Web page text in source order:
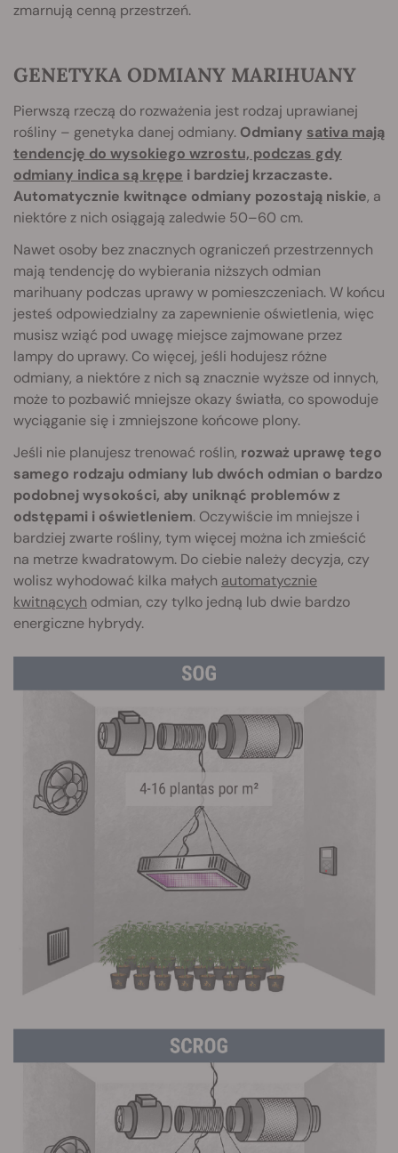
zmarnują cenną przestrzeń.
GENETYKA ODMIANY MARIHUANY
Pierwszą rzeczą do rozważenia jest rodzaj uprawianej
rośliny – genetyka danej odmiany. Odmiany sativa mają
tendencję do wysokiego wzrostu, podczas gdy
odmiany indica są krępe i bardziej krzaczaste.
Automatycznie kwitnące odmiany pozostają niskie, a
niektóre z nich osiągają zaledwie 50–60 cm.
Nawet osoby bez znacznych ograniczeń przestrzennych
mają tendencję do wybierania niższych odmian
marihuany podczas uprawy w pomieszczeniach. W końcu
jesteś odpowiedzialny za zapewnienie oświetlenia, więc
musisz wziąć pod uwagę miejsce zajmowane przez
lampy do uprawy. Co więcej, jeśli hodujesz różne
odmiany, a niektóre z nich są znacznie wyższe od innych,
może to pozbawić mniejsze okazy światła, co spowoduje
wyciąganie się i zmniejszone końcowe plony.
Jeśli nie planujesz trenować roślin, rozważ uprawę tego
samego rodzaju odmiany lub dwóch odmian o bardzo
podobnej wysokości, aby uniknąć problemów z
odstępami i oświetleniem. Oczywiście im mniejsze i
bardziej zwarte rośliny, tym więcej można ich zmieścić
na metrze kwadratowym. Do ciebie należy decyzja, czy
wolisz wyhodować kilka małych automatycznie
kwitnących odmian, czy tylko jedną lub dwie bardzo
energiczne hybrydy.